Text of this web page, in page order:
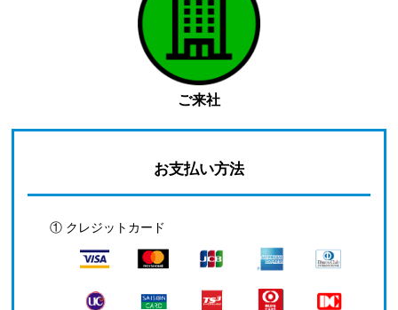
ご来社
お支払い方法
① クレジットカード